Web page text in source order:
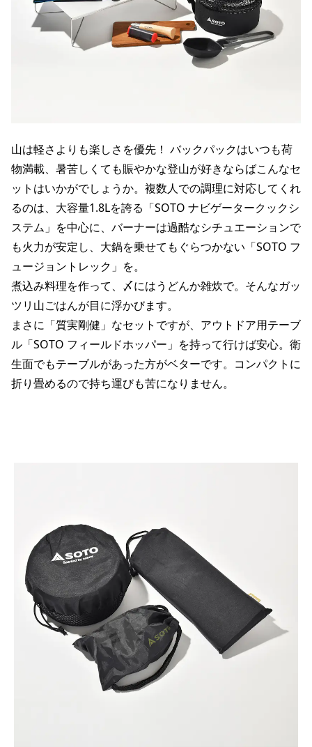
山は軽さよりも楽しさを優先！ バックパックはいつも荷
物満載、暑苦しくても賑やかな登山が好きならばこんなセ
ットはいかがでしょうか。複数人での調理に対応してくれ
るのは、大容量1.8Lを誇る「SOTO ナビゲータークックシ
ステム」を中心に、バーナーは過酷なシチュエーションで
も火力が安定し、大鍋を乗せてもぐらつかない「SOTO フ
ュージョントレック」を。
煮込み料理を作って、〆にはうどんか雑炊で。そんなガッ
ツリ山ごはんが目に浮かびます。
まさに「質実剛健」なセットですが、アウトドア用テーブ
ル「SOTO フィールドホッパー」を持って行けば安心。衛
生面でもテーブルがあった方がベターです。コンパクトに
折り畳めるので持ち運びも苦になりません。